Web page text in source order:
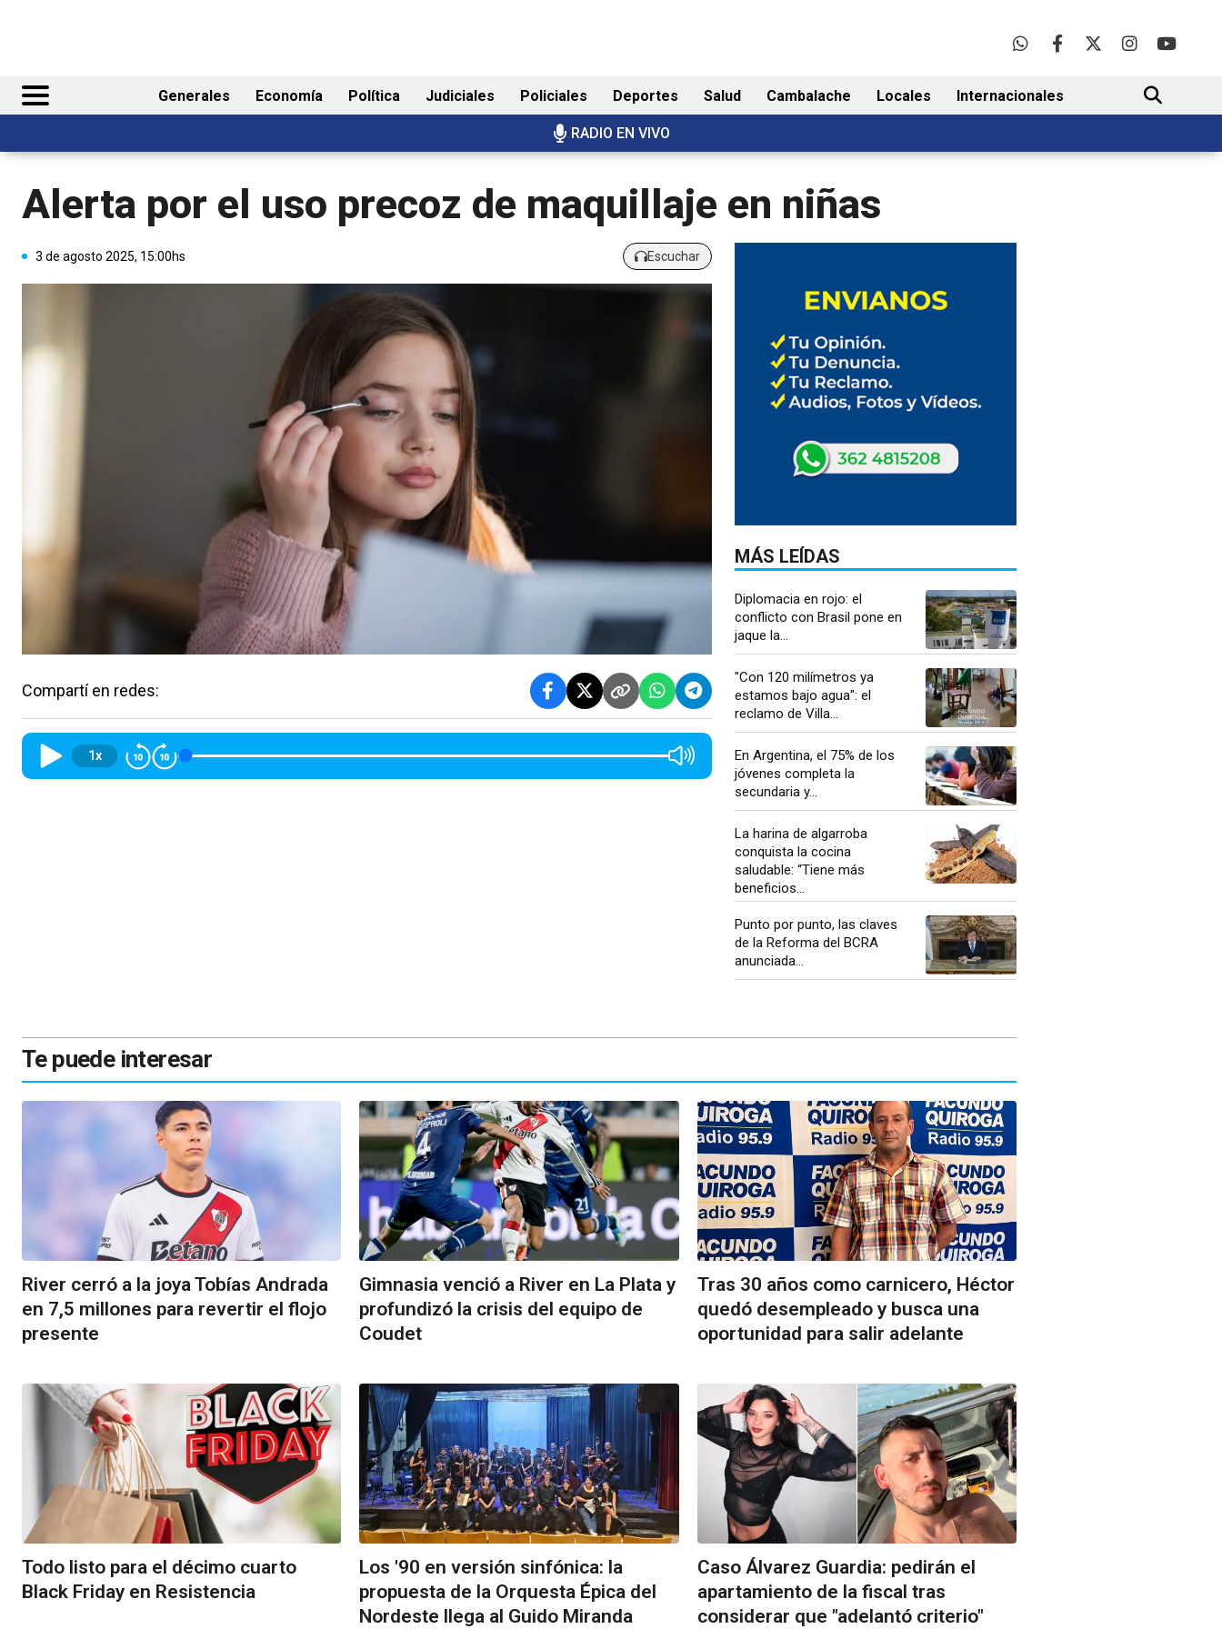
Generales Economía Política Judiciales Policiales Deportes Salud Cambalache Locales Internacionales
RADIO EN VIVO
BUSCAR
Alerta por el uso precoz de maquillaje en niñas
3 de agosto 2025, 15:00hs Escuchar
Compartí en redes:
1x
MÁS LEÍDAS
Diplomacia en rojo: el
conflicto con Brasil pone en
jaque la...
"Con 120 milímetros ya
estamos bajo agua": el
reclamo de Villa...
En Argentina, el 75% de los
jóvenes completa la
secundaria y...
La harina de algarroba
conquista la cocina
saludable: “Tiene más
beneficios...
Punto por punto, las claves
de la Reforma del BCRA
anunciada...
Te puede interesar
River cerró a la joya Tobías Andrada
en 7,5 millones para revertir el flojo
presente
Gimnasia venció a River en La Plata y
profundizó la crisis del equipo de
Coudet
Tras 30 años como carnicero, Héctor
quedó desempleado y busca una
oportunidad para salir adelante
Todo listo para el décimo cuarto
Black Friday en Resistencia
Los '90 en versión sinfónica: la
propuesta de la Orquesta Épica del
Nordeste llega al Guido Miranda
Caso Álvarez Guardia: pedirán el
apartamiento de la fiscal tras
considerar que "adelantó criterio"